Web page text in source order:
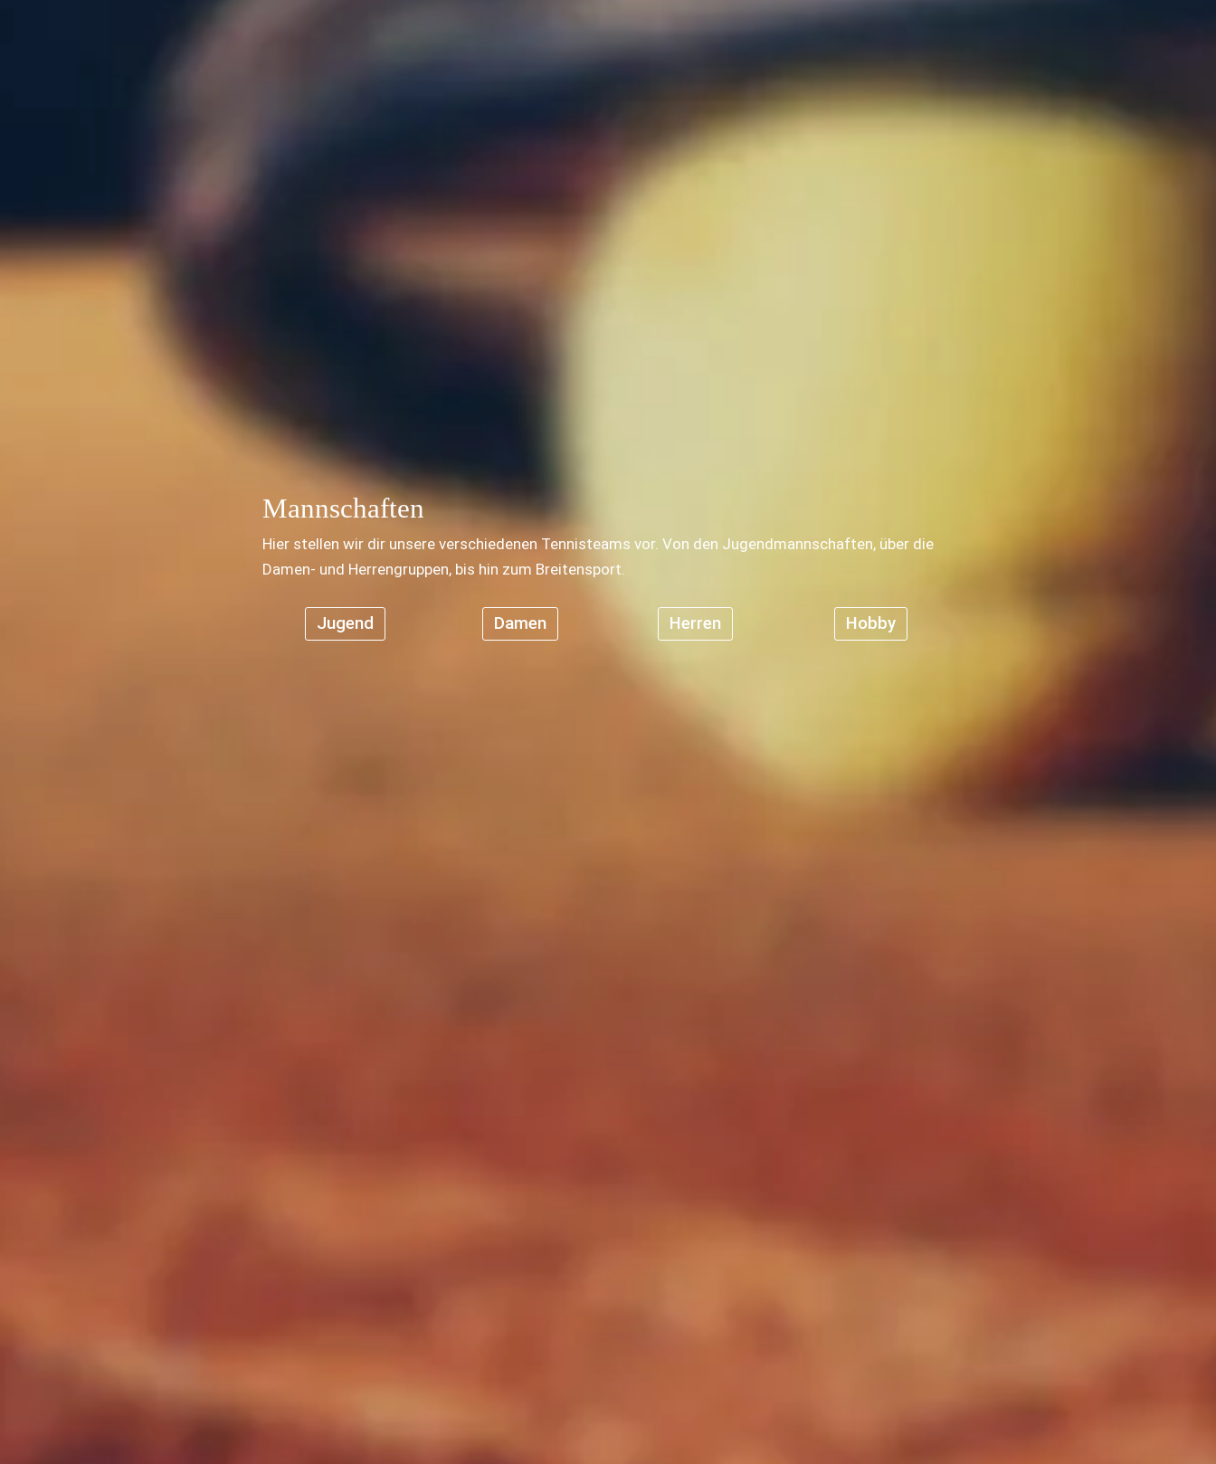
Mannschaften
Hier stellen wir dir unsere verschiedenen Tennisteams vor. Von den Jugendmannschaften, über die
Damen- und Herrengruppen, bis hin zum Breitensport.
Jugend Damen Herren Hobby